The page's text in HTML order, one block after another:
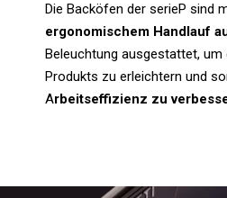
Die Backöfen der serieP sind
ergonomischem Handlauf
Beleuchtung ausgestattet,
Produkts zu erleichtern und
Arbeitseffizienz zu